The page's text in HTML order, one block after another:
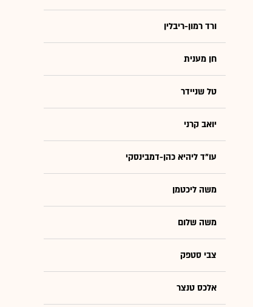
ורד רמון-ריבלין
חן מענית
טל שניידר
יואב קרני
עו"ד ליהיא כהן-דמבינסקי
משה ליכטמן
משה שלום
צבי סטפק
אלכס טנצר